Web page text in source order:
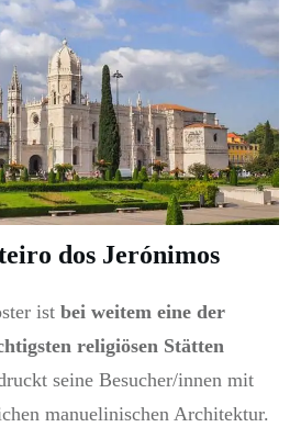
dos Jerónimos
ist bei weitem eine der
religiösen Stätten
seine Besucher/innen mit
manuelinischen Architektur.